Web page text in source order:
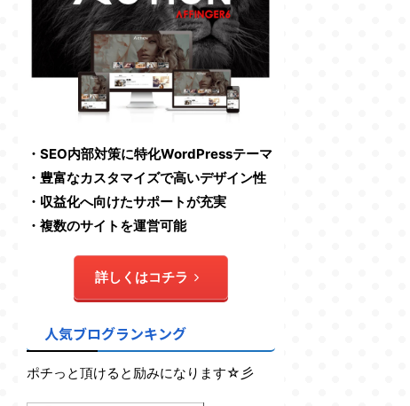
・SEO内部対策に特化WordPressテーマ
・豊富なカスタマイズで高いデザイン性
・収益化へ向けたサポートが充実
・複数のサイトを運営可能
詳しくはコチラ
人気ブログランキング
ポチっと頂けると励みになります☆彡